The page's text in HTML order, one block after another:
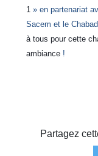
1 » en partenariat
Sacem et le
à tous pour cette
ambiance !
Partagez